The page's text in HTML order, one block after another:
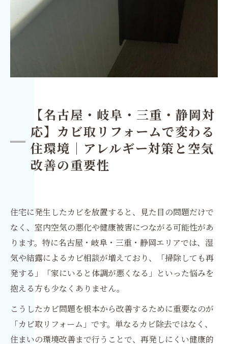
【名古屋・岐阜・三重・静岡対
応】カビ取リフォームで変わる
住環境｜アレルギー対策と空気
改善の重要性
住宅に発生したカビを放置すると、見た目の問題だけで
なく、室内空気の悪化や健康被害につながる可能性があ
ります。特に名古屋・岐阜・三重・静岡エリアでは、湿
気や結露によるカビ相談が増えており、「掃除しても再
発する」「家にいると体調が悪くなる」といった悩みを
抱える方も少なくありません。
こうしたカビ問題を根本から改善するために重要なのが
「カビ取リフォーム」です。単なるカビ除去ではなく、
住まいの環境改善まで行うことで、再発しにくい健康的